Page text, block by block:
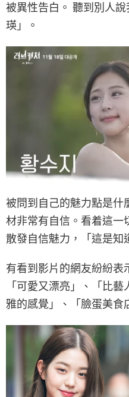
被異性告白。 聽到別人
瑛」。
被問到自己的魅力點是什
材非常有自信。看着這一
散發自信魅力，「這是知
有看到影片的網友紛紛表
「可愛又漂亮」、「比
雅的感覺」、「臉蛋美食